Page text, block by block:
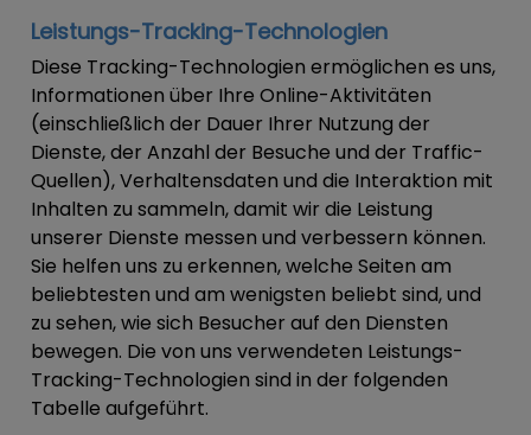
Leistungs-Tracking-Technologien
Diese Tracking-Technologien ermöglichen es uns,
Informationen über Ihre Online-Aktivitäten
(einschließlich der Dauer Ihrer Nutzung der
Dienste, der Anzahl der Besuche und der Traffic-
Quellen), Verhaltensdaten und die Interaktion mit
Inhalten zu sammeln, damit wir die Leistung
unserer Dienste messen und verbessern können.
Sie helfen uns zu erkennen, welche Seiten am
beliebtesten und am wenigsten beliebt sind, und
zu sehen, wie sich Besucher auf den Diensten
bewegen. Die von uns verwendeten Leistungs-
Tracking-Technologien sind in der folgenden
Tabelle aufgeführt.